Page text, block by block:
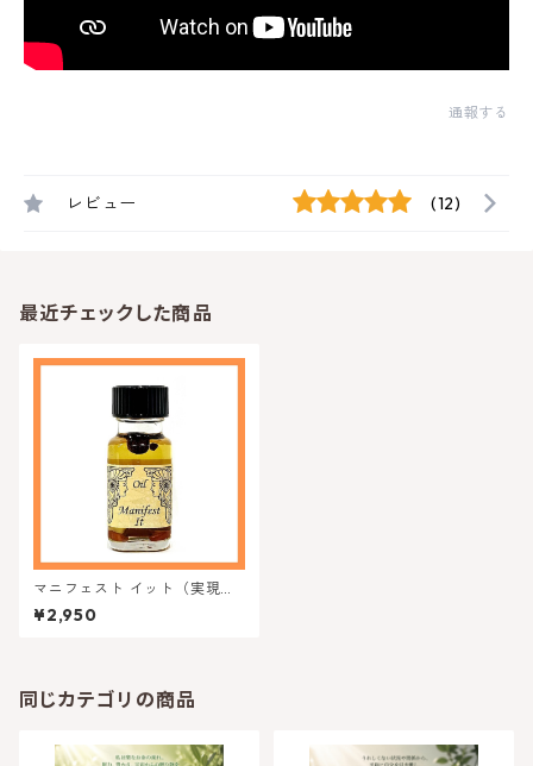
通報する
レビュー (12)
最近チェックした商品
マニフェスト イット（実現す
る） -アンシエントメモリーオ
イル
¥2,950
同じカテゴリの商品